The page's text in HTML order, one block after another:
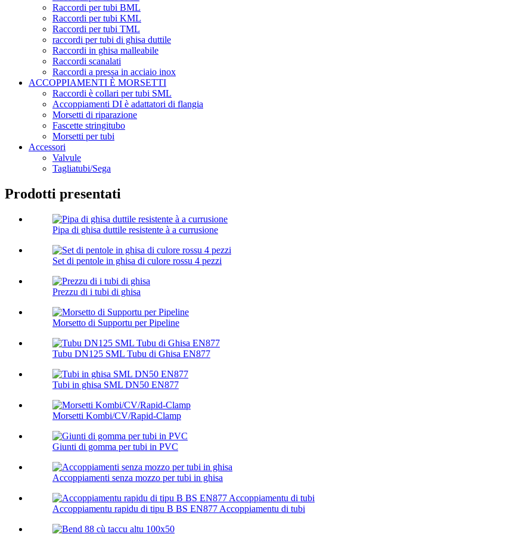
Raccordi per tubi BML
Raccordi per tubi KML
Raccordi per tubi TML
raccordi per tubi di ghisa duttile
Raccordi in ghisa malleabile
Raccordi scanalati
Raccordi a pressa in acciaio inox
ACCOPPIAMENTI È MORSETTI
Raccordi è collari per tubi SML
Accoppiamenti DI è adattatori di flangia
Morsetti di riparazione
Fascette stringitubo
Morsetti per tubi
Accessori
Valvule
Tagliatubi/Sega
Prodotti presentati
Pipa di ghisa duttile resistente à a currusione
Set di pentole in ghisa di culore rossu 4 pezzi
Prezzu di i tubi di ghisa
Morsetto di Supportu per Pipeline
Tubu DN125 SML Tubu di Ghisa EN877
Tubi in ghisa SML DN50 EN877
Morsetti Kombi/CV/Rapid-Clamp
Giunti di gomma per tubi in PVC
Accoppiamenti senza mozzo per tubi in ghisa
Accoppiamentu rapidu di tipu B BS EN877 Accoppiamentu di tubi